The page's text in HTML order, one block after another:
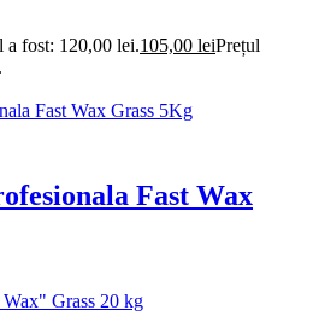
a fost: 120,00 lei.105,00 leiPrețul
Fast Wax